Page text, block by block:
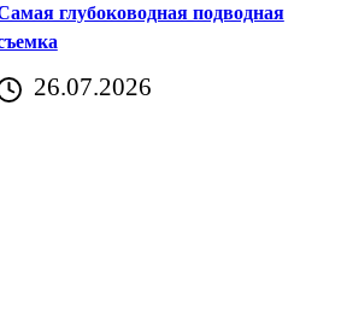
глубоководная подводная
26.07.2026